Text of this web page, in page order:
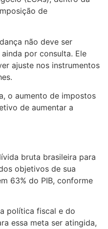
de
não deve ser
ainda por consulta. Ele
ajuste nos instrumentos
o aumento de impostos
de aumentar a
bruta brasileira para
objetivos de sua
63% do PIB, conforme
política fiscal e do
essa meta ser atingida,